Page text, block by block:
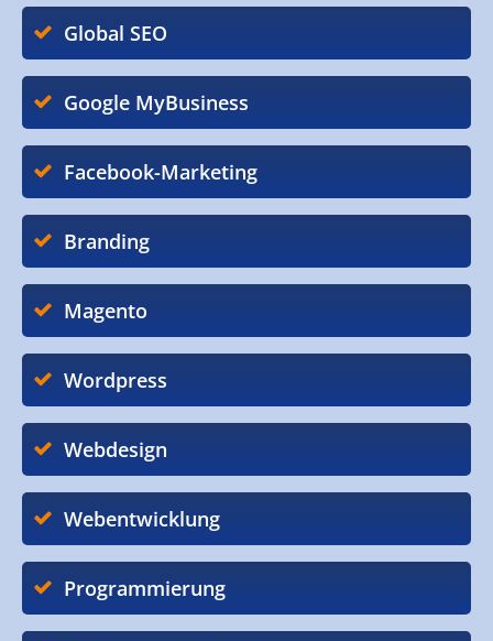
Global SEO
Google MyBusiness
Facebook-Marketing
Branding
Magento
Wordpress
Webdesign
Webentwicklung
Programmierung